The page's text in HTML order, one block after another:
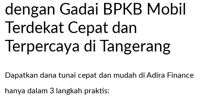
dengan Gadai BPKB Mobil
Terdekat Cepat dan
Terpercaya di Tangerang
Dapatkan dana tunai cepat dan mudah di Adira Finance
hanya dalam 3 langkah praktis: